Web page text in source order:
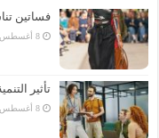
فساتين
8 أغسطس، 2026
تأثير
8 أغسطس، 2026